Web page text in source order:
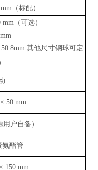
（标配）
mm（可选）
其他尺寸钢球可定
50 mm
用户自备）
氨酯管
150 mm